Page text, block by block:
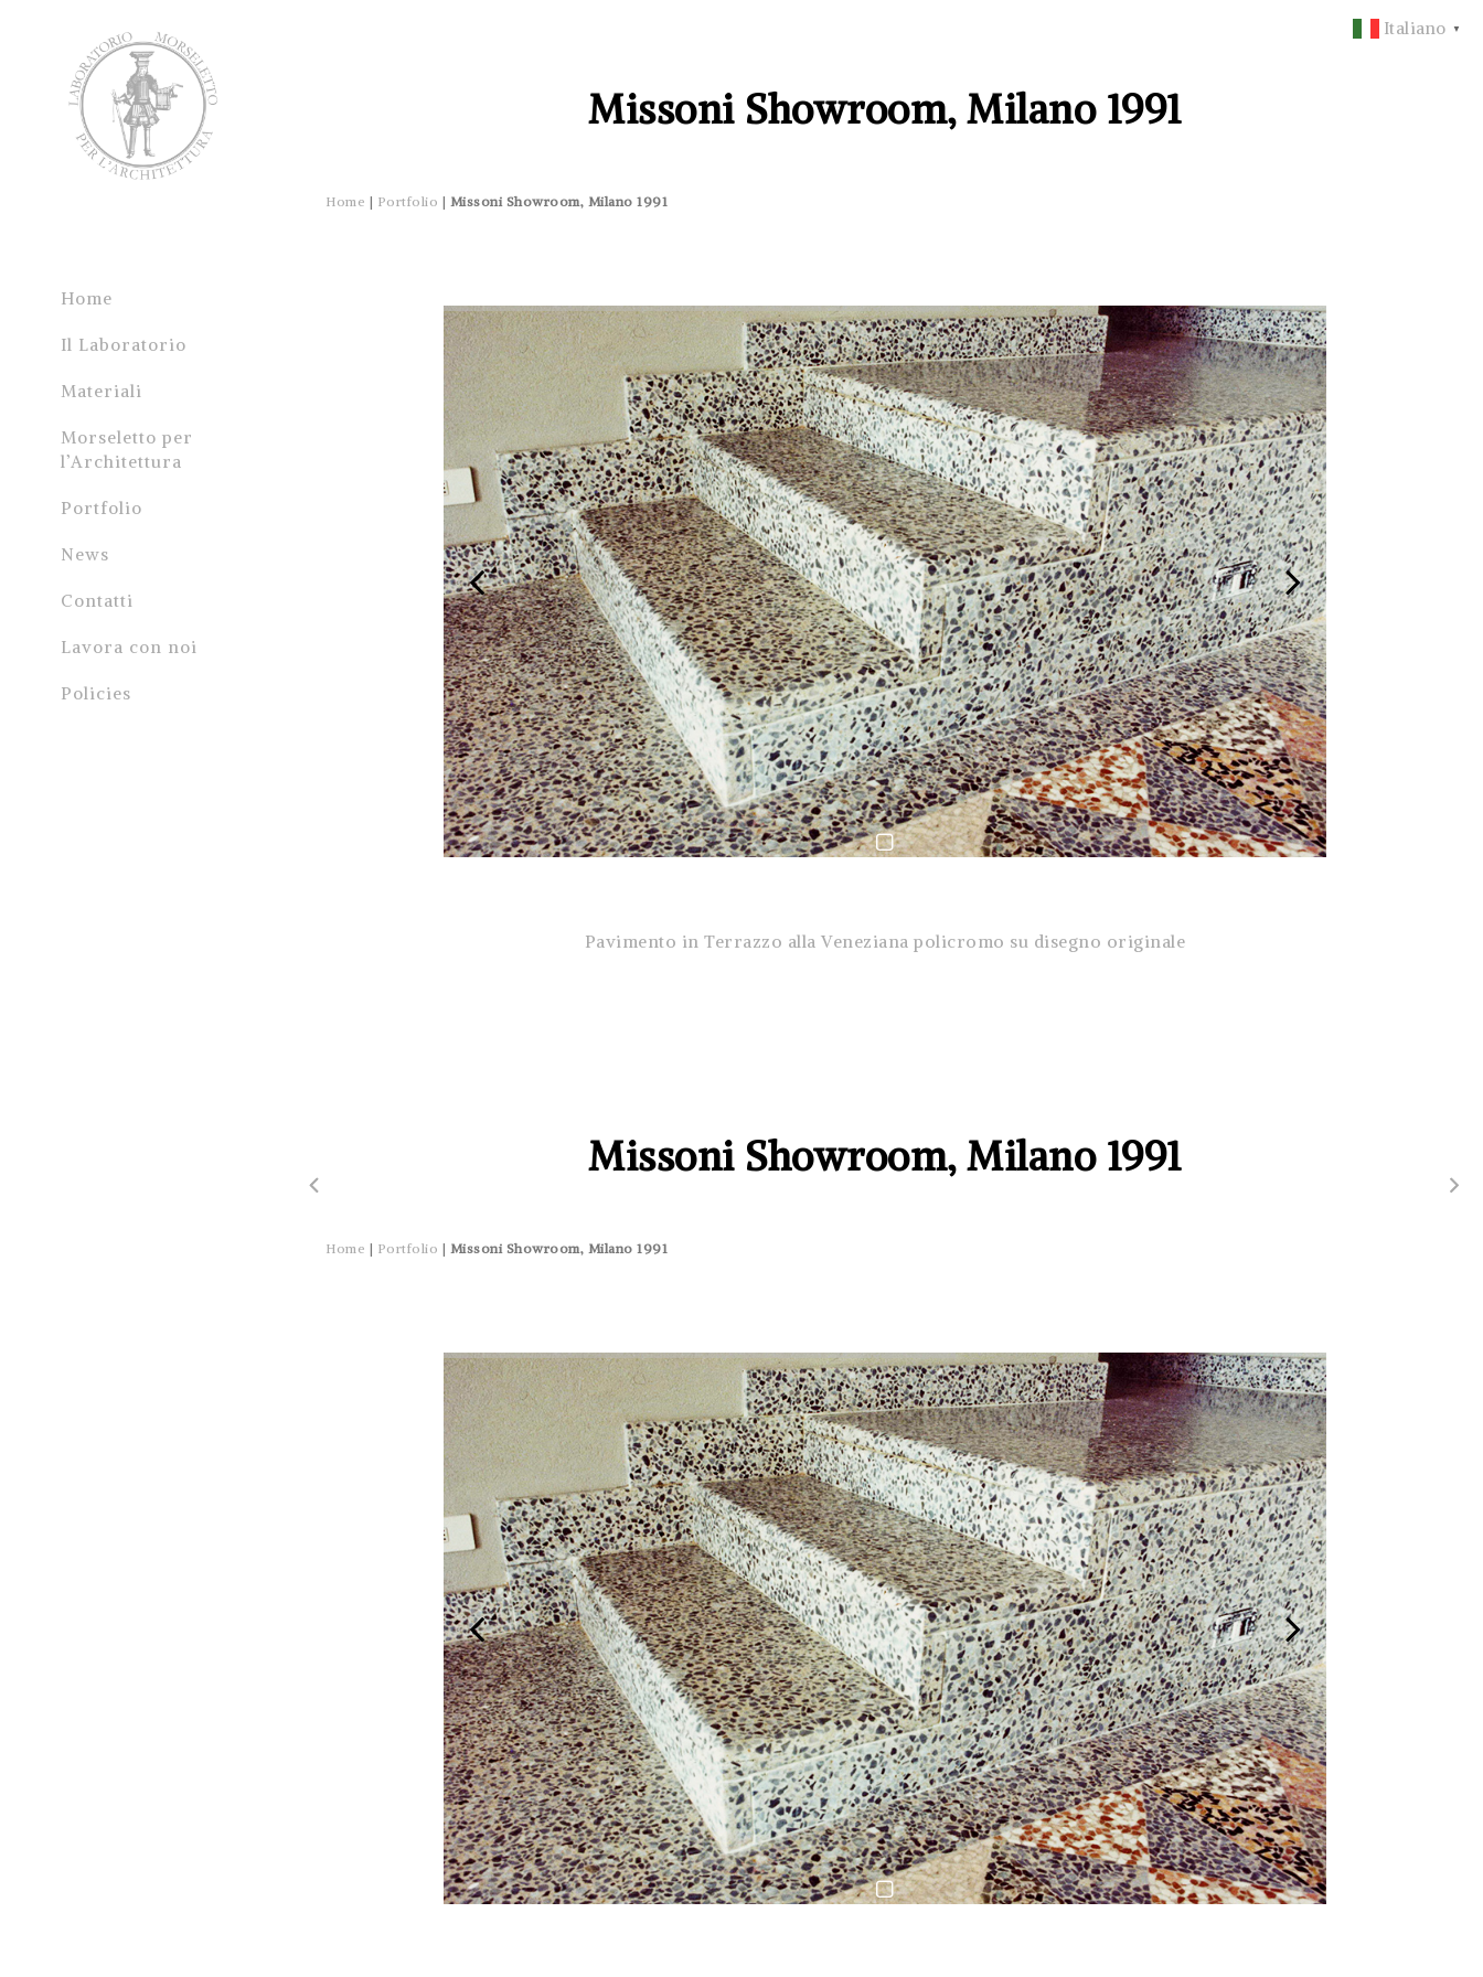
Home
Il Laboratorio
Materiali
Morseletto per
l’Architettura
Portfolio
News
Contatti
Lavora con noi
Policies
Missoni Showroom, Milano 1991
Home | Portfolio | Missoni Showroom, Milano 1991
Pavimento in Terrazzo alla Veneziana policromo su disegno originale
Missoni Showroom, Milano 1991
Home | Portfolio | Missoni Showroom, Milano 1991
Italiano ▼